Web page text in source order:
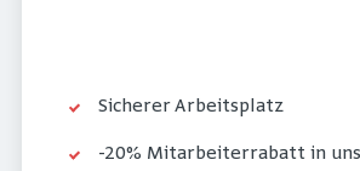
Sicherer Arbeitsplatz
-20% Mitarbeiterrabatt in